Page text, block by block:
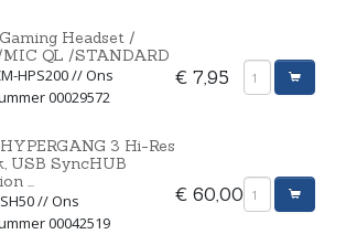
Headset /
QL /STANDARD
HPS200 // Ons
00029572
€ 7,95
3 Hi-Res
USB SyncHUB
...
// Ons
00042519
€ 60,00